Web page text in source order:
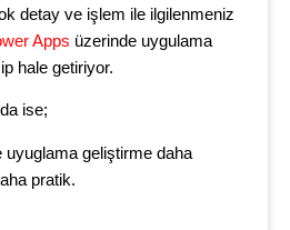
detay ve işlem ile ilgilenmeniz
Apps üzerinde uygulama
hale getiriyor.
ise;
uyuglama geliştirme daha
pratik.